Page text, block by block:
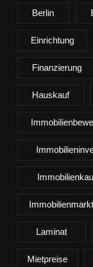
Berlin
Einrichtung
Finanzierung
Hauskauf
Immobilienmarkt
Laminat
Mietpreise